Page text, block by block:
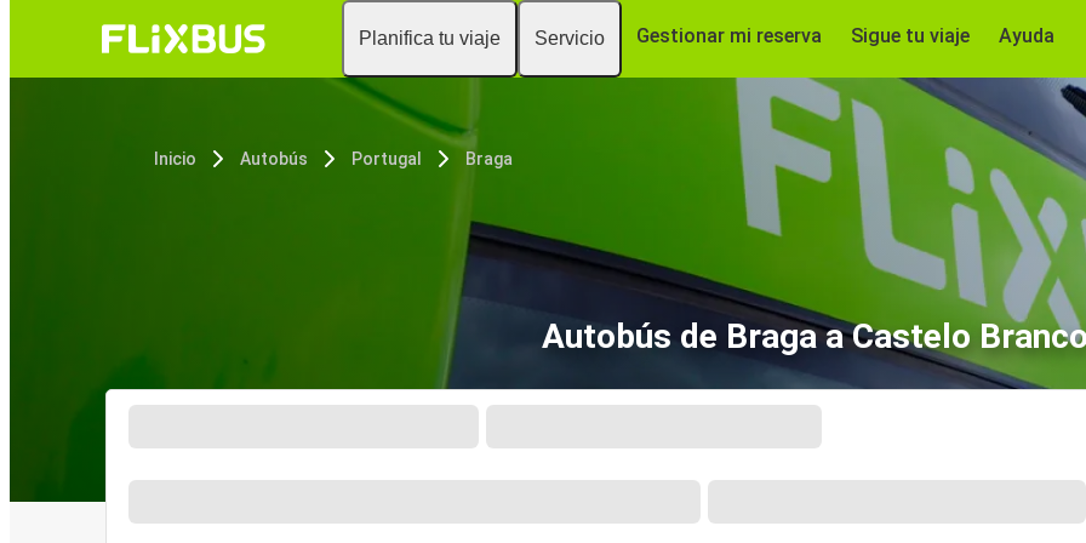
Planifica tu viaje Servicio Gestionar mi reserva Sigue tu viaje Ayuda
Inicio Autobús Portugal Braga
Autobús de Braga a Castelo